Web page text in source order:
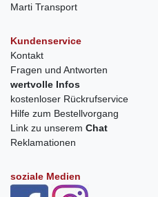
Marti Transport
Kundenservice
Kontakt
Fragen und Antworten
wertvolle Infos
kostenloser Rückrufservice
Hilfe zum Bestellvorgang
Link zu unserem Chat
Reklamationen
soziale Medien